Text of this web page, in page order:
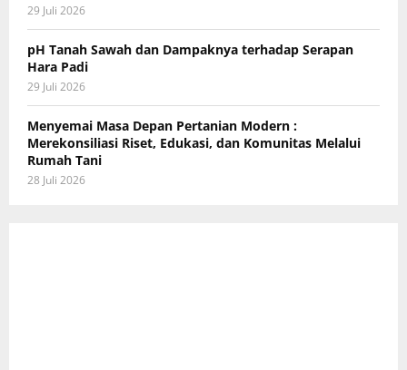
29 Juli 2026
pH Tanah Sawah dan Dampaknya terhadap Serapan
Hara Padi
29 Juli 2026
Menyemai Masa Depan Pertanian Modern :
Merekonsiliasi Riset, Edukasi, dan Komunitas Melalui
Rumah Tani
28 Juli 2026